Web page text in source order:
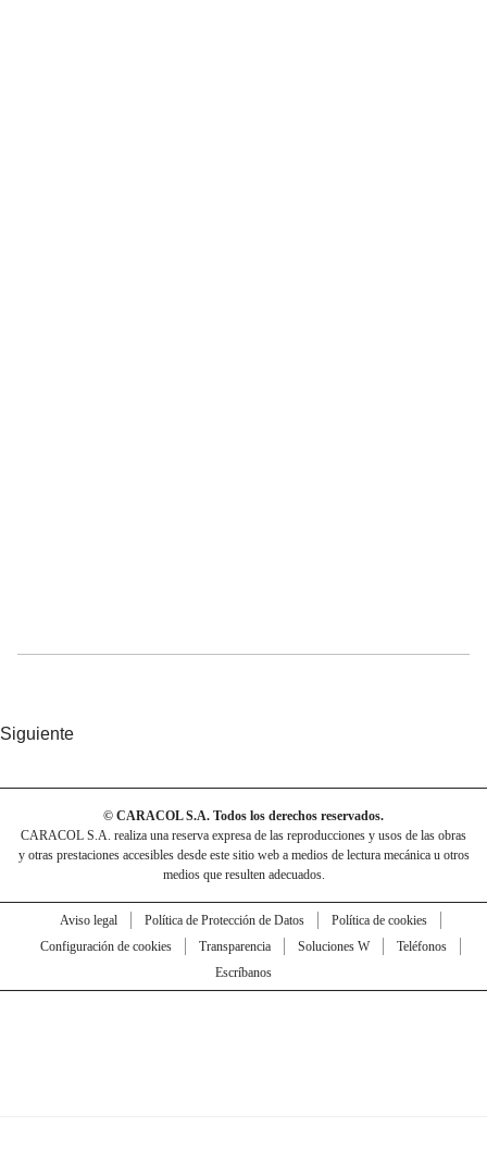
Siguiente
© CARACOL S.A. Todos los derechos reservados.
CARACOL S.A. realiza una reserva expresa de las reproducciones y usos de las obras
y otras prestaciones accesibles desde este sitio web a medios de lectura mecánica u otros
medios que resulten adecuados.
Aviso legal Política de Protección de Datos
Política de cookies
Configuración de cookies
Transparencia Soluciones W
Teléfonos
Escríbanos